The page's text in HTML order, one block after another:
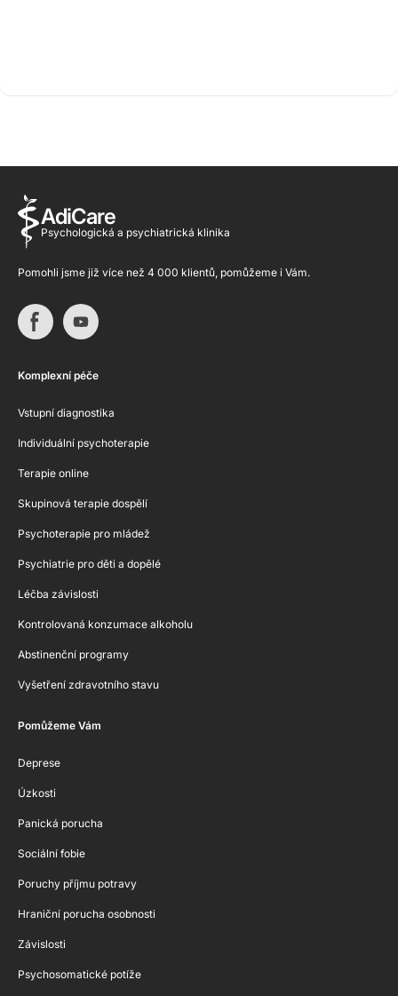
AdiCare
Psychologická a psychiatrická klinika
Pomohli jsme již více než 4 000 klientů, pomůžeme i Vám.
Komplexní péče
Vstupní diagnostika
Individuální psychoterapie
Terapie online
Skupinová terapie dospělí
Psychoterapie pro mládež
Psychiatrie pro děti a dopělé
Léčba závislosti
Kontrolovaná konzumace alkoholu
Abstinenční programy
Vyšetření zdravotního stavu
Pomůžeme Vám
Deprese
Úzkosti
Panická porucha
Sociální fobie
Poruchy příjmu potravy
Hraniční porucha osobnosti
Závislosti
Psychosomatické potíže